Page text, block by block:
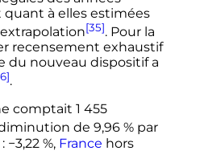
à elles estimées
[35]. Pour la
recensement exhaustif
du nouveau dispositif a
.
comptait 1 455
de 9,96 % par
: −3,22 %, France hors